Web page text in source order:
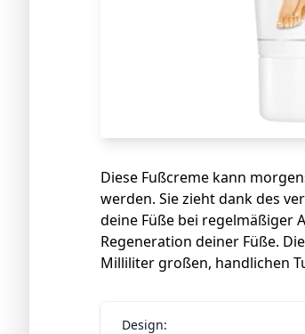
Diese Fußcreme kann
werden. Sie zieht dank des
deine Füße bei regelmäßiger
Regeneration deiner Füße.
Milliliter großen, handlichen
Design: